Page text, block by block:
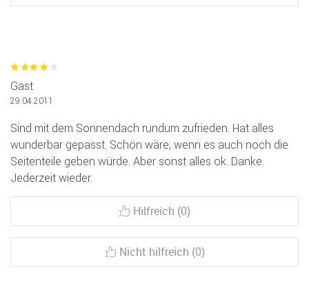
Gast
29.04.2011
Sind mit dem Sonnendach rundum zufrieden. Hat alles
wunderbar gepasst. Schön wäre, wenn es auch noch die
Seitenteile geben würde. Aber sonst alles ok. Danke.
Jederzeit wieder.
Hilfreich (0)
Nicht hilfreich (0)